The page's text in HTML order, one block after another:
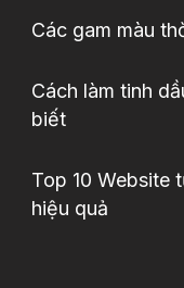
Các gam màu
Cách làm tinh
biết
Top 10 Website
hiệu quả